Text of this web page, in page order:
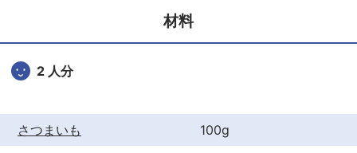
o
o
材料
2 人分
さつまいも
100g